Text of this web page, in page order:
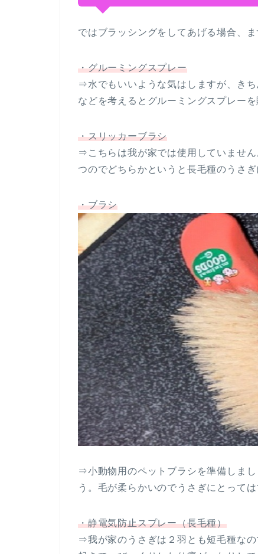
ではブラッシングをしてあげる場合、
・グルーミングスプレー
⇒水でもいいような気はしますが、き
などを考えるとグルーミングスプレー
・スリッカーブラシ
⇒こちらは我が家では使用していませ
つのでどちらかというと長毛種のうさ
・ブラシ
⇒小動物用のペットブラシを準備しま
う。毛が柔らかいのでうさぎにとって
・静電気防止スプレー（長毛種）
⇒我が家のうさぎは２羽とも短毛種な